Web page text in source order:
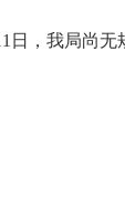
日，我局尚无